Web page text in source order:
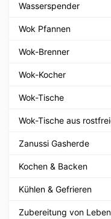
Wasserspender
Wok Pfannen
Wok-Brenner
Wok-Kocher
Wok-Tische
Wok-Tische aus
Zanussi Gasherde
Kochen & Backen
Kühlen & Gefrieren
Zubereitung von